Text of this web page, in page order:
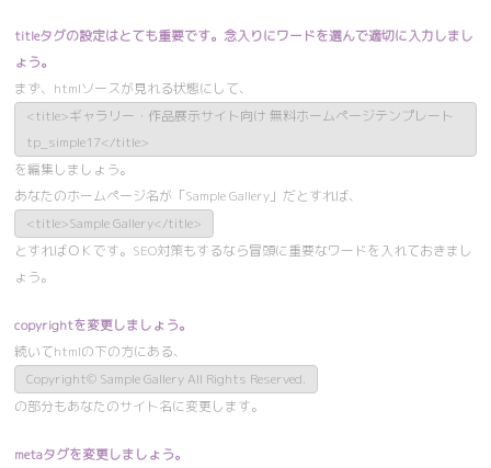
titleタグの設定はとても重要です。念入りにワードを選んで適切に入力しまし
ょう。
まず、htmlソースが見れる状態にして、
<title>ギャラリー・作品展示サイト向け 無料ホームページテンプレート
tp_simple17</title>
を編集しましょう。
あなたのホームページ名が「Sample Gallery」だとすれば、
<title>Sample Gallery</title>
とすればＯＫです。SEO対策もするなら冒頭に重要なワードを入れておきまし
ょう。
copyrightを変更しましょう。
続いてhtmlの下の方にある、
Copyright© Sample Gallery All Rights Reserved.
の部分もあなたのサイト名に変更します。
metaタグを変更しましょう。